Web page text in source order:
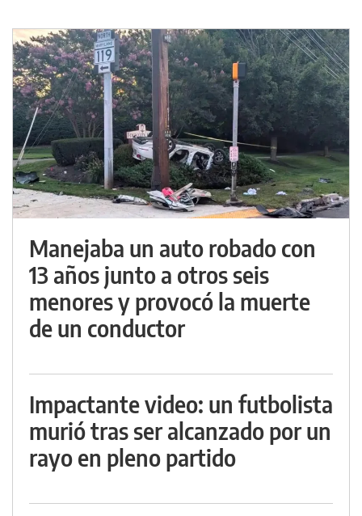
Manejaba un auto robado con
13 años junto a otros seis
menores y provocó la muerte
de un conductor
Impactante video: un futbolista
murió tras ser alcanzado por un
rayo en pleno partido